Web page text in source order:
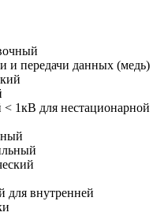
и передачи данных (медь)
< 1кВ для нестационарной
для внутренней